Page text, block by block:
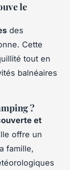
le
des
Cette
tout en
balnéaires
?
et
offre un
famille,